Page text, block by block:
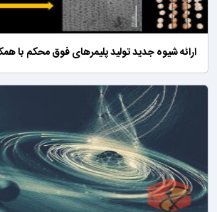
ارائه شیوه‌ جدید تولید پلیمرهای فوق محکم با